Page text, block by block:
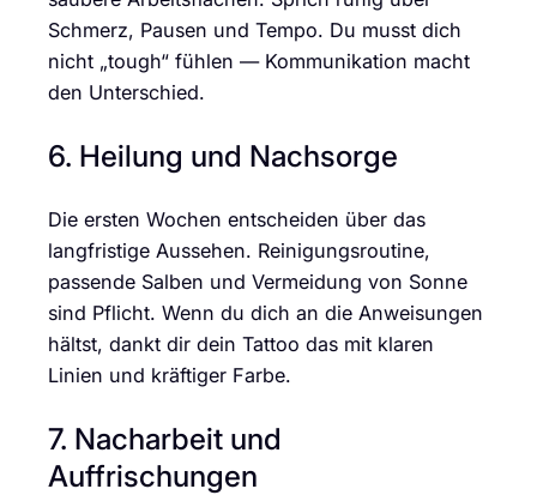
Schmerz, Pausen und Tempo. Du musst dich
nicht „tough“ fühlen — Kommunikation macht
den Unterschied.
6. Heilung und Nachsorge
Die ersten Wochen entscheiden über das
langfristige Aussehen. Reinigungsroutine,
passende Salben und Vermeidung von Sonne
sind Pflicht. Wenn du dich an die Anweisungen
hältst, dankt dir dein Tattoo das mit klaren
Linien und kräftiger Farbe.
7. Nacharbeit und
Auffrischungen